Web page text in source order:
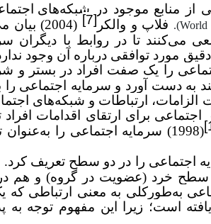
از منابع موجود در شبکههای
World
). فلاپ و والکر [7] (2004) بیان می
میکنند تا در روابط با دیگران
مورد توافقی درباره آن وجود
به دست آورد و سرمایه اجتماعی را
الزامات، ارتباطات و شبکههای
(1998) سرمایه اجتماعی را
سرمایه اجتماعی را در دو سطح
سطح خرد (عضویت در گروه) و هم
به‌طورکلی به معنی ارتباطی که
است؛ زیرا این مفهوم توجه به